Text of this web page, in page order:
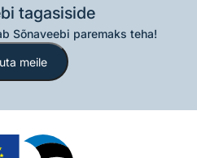
tagasiside
Sõnaveebi paremaks teha!
meile